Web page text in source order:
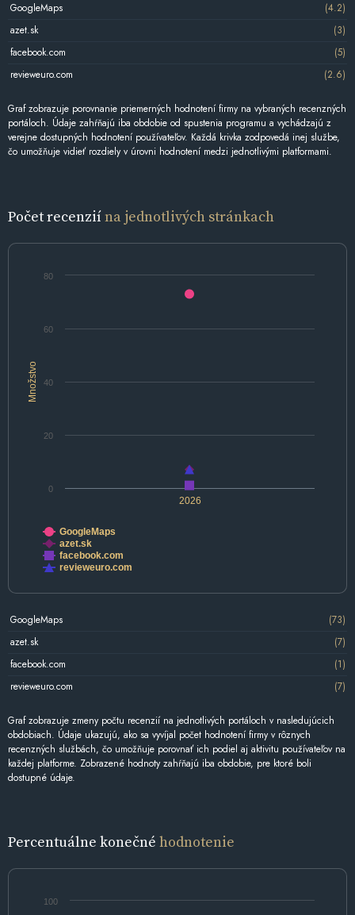
GoogleMaps
(4.2)
azet.sk
(3)
facebook.com
(5)
revieweuro.com
(2.6)
Graf zobrazuje porovnanie priemerných hodnotení firmy na vybraných recenzných
portáloch. Údaje zahŕňajú iba obdobie od spustenia programu a vychádzajú z
verejne dostupných hodnotení používateľov. Každá krivka zodpovedá inej službe,
čo umožňuje vidieť rozdiely v úrovni hodnotení medzi jednotlivými platformami.
Počet recenziína jednotlivých stránkach
Množstvo
2026
0
20
40
60
80
GoogleMaps
azet.sk
facebook.com
revieweuro.com
GoogleMaps
(73)
azet.sk
(7)
facebook.com
(1)
revieweuro.com
(7)
Graf zobrazuje zmeny počtu recenzií na jednotlivých portáloch v nasledujúcich
obdobiach. Údaje ukazujú, ako sa vyvíjal počet hodnotení firmy v rôznych
recenzných službách, čo umožňuje porovnať ich podiel aj aktivitu používateľov na
každej platforme. Zobrazené hodnoty zahŕňajú iba obdobie, pre ktoré boli
dostupné údaje.
Percentuálne konečné hodnotenie
100